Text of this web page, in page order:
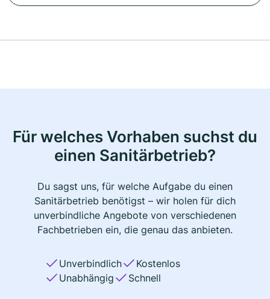
Für welches Vorhaben suchst du
einen Sanitärbetrieb?
Du sagst uns, für welche Aufgabe du einen
Sanitärbetrieb benötigst – wir holen für dich
unverbindliche Angebote von verschiedenen
Fachbetrieben ein, die genau das anbieten.
Unverbindlich
Kostenlos
Unabhängig
Schnell